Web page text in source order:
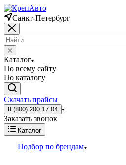
Санкт-Петербург
Каталог
По всему сайту
По каталогу
Скачать прайсы
8 (800) 200-17-04
Заказать звонок
Каталог
Подбор по брендам